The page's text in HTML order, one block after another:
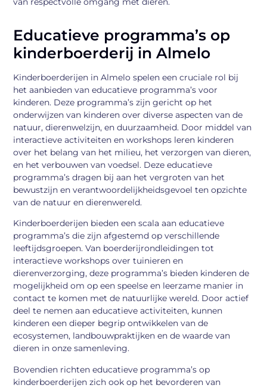
Educatieve programma’s op
kinderboerderij in Almelo
Kinderboerderijen in Almelo spelen een cruciale rol bij
het aanbieden van educatieve programma’s voor
kinderen. Deze programma’s zijn gericht op het
onderwijzen van kinderen over diverse aspecten van de
natuur, dierenwelzijn, en duurzaamheid. Door middel van
interactieve activiteiten en workshops leren kinderen
over het belang van het milieu, het verzorgen van dieren,
en het verbouwen van voedsel. Deze educatieve
programma’s dragen bij aan het vergroten van het
bewustzijn en verantwoordelijkheidsgevoel ten opzichte
van de natuur en dierenwereld.
Kinderboerderijen bieden een scala aan educatieve
programma’s die zijn afgestemd op verschillende
leeftijdsgroepen. Van boerderijrondleidingen tot
interactieve workshops over tuinieren en
dierenverzorging, deze programma’s bieden kinderen de
mogelijkheid om op een speelse en leerzame manier in
contact te komen met de natuurlijke wereld. Door actief
deel te nemen aan educatieve activiteiten, kunnen
kinderen een dieper begrip ontwikkelen van de
ecosystemen, landbouwpraktijken en de waarde van
dieren in onze samenleving.
Bovendien richten educatieve programma’s op
kinderboerderijen zich ook op het bevorderen van